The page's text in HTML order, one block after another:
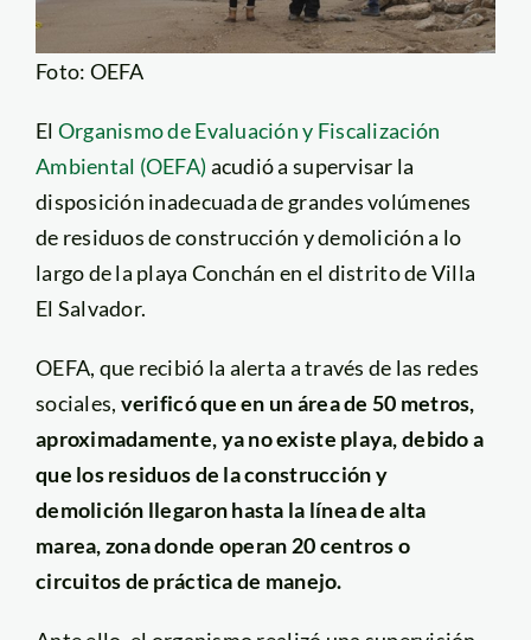
Foto: OEFA
El Organismo de Evaluación y Fiscalización
Ambiental (OEFA) acudió a supervisar la
disposición inadecuada de grandes volúmenes
de residuos de construcción y demolición a lo
largo de la playa Conchán en el distrito de Villa
El Salvador.
OEFA, que recibió la alerta a través de las redes
sociales, verificó que en un área de 50 metros,
aproximadamente, ya no existe playa, debido a
que los residuos de la construcción y
demolición llegaron hasta la línea de alta
marea, zona donde operan 20 centros o
circuitos de práctica de manejo.